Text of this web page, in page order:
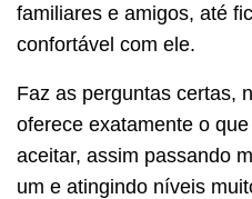
familiares e amigos, até
confortável com ele.
Faz as perguntas certas,
oferece exatamente o
aceitar, assim passando
um e atingindo níveis